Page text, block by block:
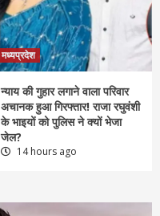
मध्यप्रदेश
न्याय की गुहार लगाने वाला परिवार
अचानक हुआ गिरफ्तार! राजा रघुवंशी
के भाइयों को पुलिस ने क्यों भेजा
जेल?
14 hours ago